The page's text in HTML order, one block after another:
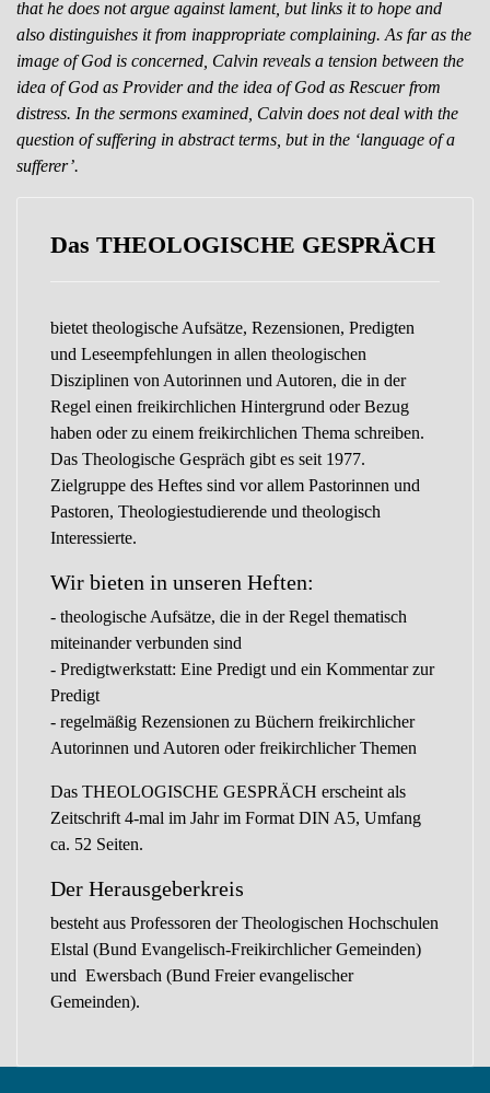
that he does not argue against lament, but links it to hope and
also distinguishes it from inappropriate complaining. As far as the
image of God is concerned, Calvin reveals a tension between the
idea of God as Provider and the idea of God as Rescuer from
distress. In the sermons examined, Calvin does not deal with the
question of suffering in abstract terms, but in the ‘language of a
sufferer’.
Das THEOLOGISCHE GESPRÄCH
bietet theologische Aufsätze, Rezensionen, Predigten
und Leseempfehlungen in allen theologischen
Disziplinen von Autorinnen und Autoren, die in der
Regel einen freikirchlichen Hintergrund oder Bezug
haben oder zu einem freikirchlichen Thema schreiben.
Das Theologische Gespräch gibt es seit 1977.
Zielgruppe des Heftes sind vor allem Pastorinnen und
Pastoren, Theologiestudierende und theologisch
Interessierte.
Wir bieten in unseren Heften:
- theologische Aufsätze, die in der Regel thematisch
miteinander verbunden sind
- Predigtwerkstatt: Eine Predigt und ein Kommentar zur
Predigt
- regelmäßig Rezensionen zu Büchern freikirchlicher
Autorinnen und Autoren oder freikirchlicher Themen
Das THEOLOGISCHE GESPRÄCH erscheint als
Zeitschrift 4-mal im Jahr im Format DIN A5, Umfang
ca. 52 Seiten.
Der Herausgeberkreis
besteht aus Professoren der Theologischen Hochschulen
Elstal (Bund Evangelisch-Freikirchlicher Gemeinden)
und Ewersbach (Bund Freier evangelischer
Gemeinden).